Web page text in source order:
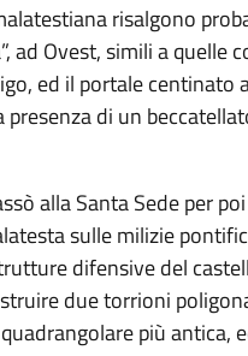
risalgono
ad Ovest, simili a quelle
ed il portale
presenza di un
alla Santa Sede per
sulle milizie
difensive del
due torrioni
più antica,